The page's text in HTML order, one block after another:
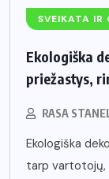
SVEIKATA IR
Ekologiška
priežastys,
RASA
Ekologiška
tarp vartotojų,